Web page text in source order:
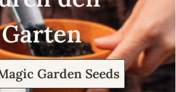
Garten
Garden Seeds